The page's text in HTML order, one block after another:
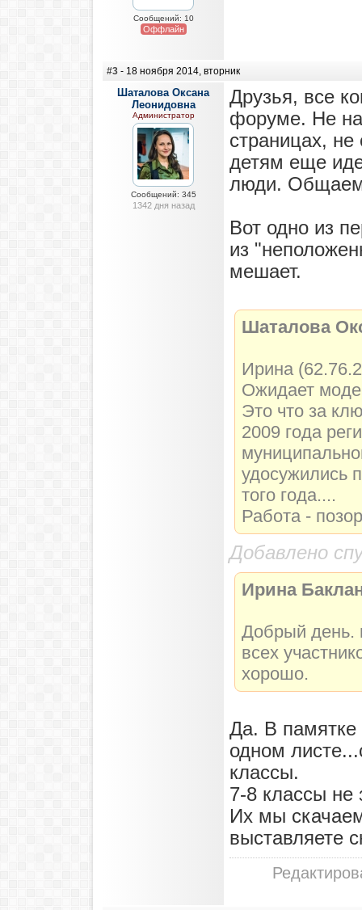
Сообщений: 10
Оффлайн
#3 - 18 ноября 2014, вторник
Шаталова Оксана
Леонидовна
Администратор
Сообщений: 345
1342 дня назад
Друзья, все
форуме. Не
страницах, не
детям еще
люди.
Вот одно из
из
мешает.
Шаталова
Ирина
Ожидает
Это что за
2009 года
удосужились
того года....
Работа -
Добавлено
Ирина
Добрый день.
всех
хорошо.
Да. В памятке
одном
классы.
7-8 классы не
Их мы
выставляете